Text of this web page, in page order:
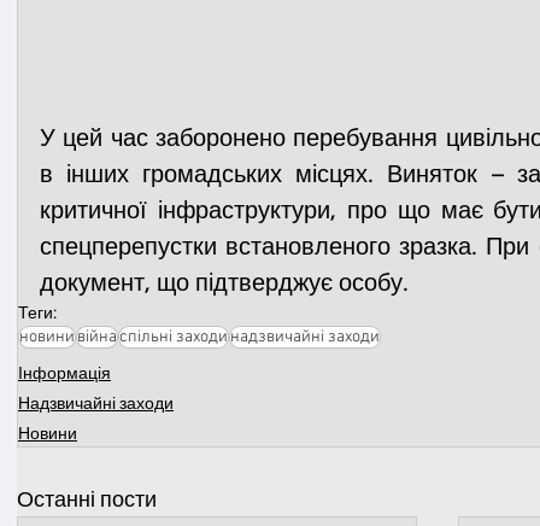
У цей час заборонено перебування
в інших громадських місцях. Виняток –
критичної інфраструктури, про що має
спецперепустки встановленого зразка. При
документ, що підтверджує особу.
Теги:
новинивійнаспільні заходинадзвичайні заходи
Інформація
Надзвичайні заходи
Новини
Останні пости